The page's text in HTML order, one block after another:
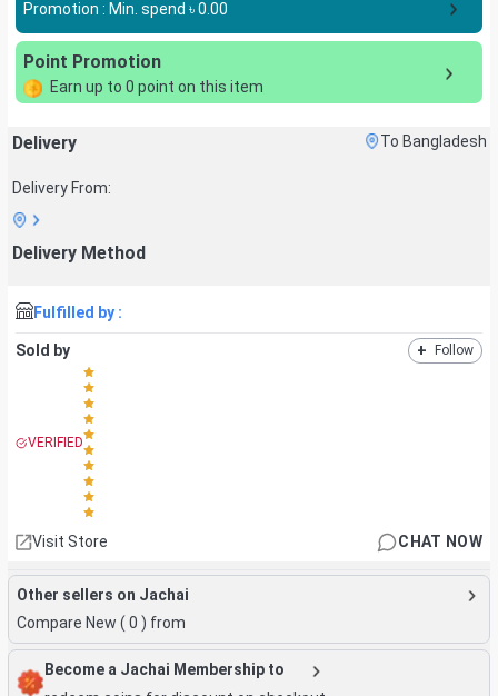
Promotion : Min. spend ৳0.00
Point Promotion
Earn up to 0 point on this item
Delivery To Bangladesh
Delivery From:
Delivery Method
Fulfilled by :
Sold by + Follow
VERIFIED
Visit Store CHAT NOW
Other sellers on Jachai
Compare New ( 0 ) from
Become a Jachai Membership to